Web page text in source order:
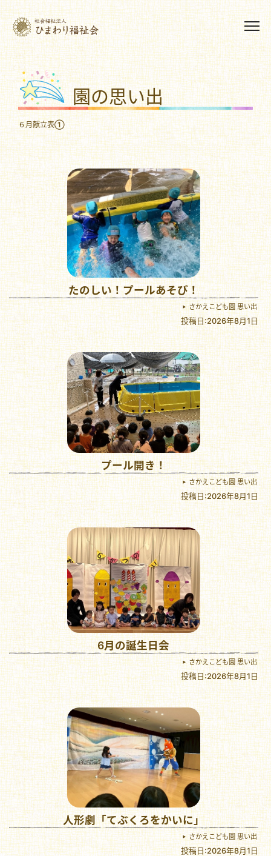
園の思い出
６月献立表①
たのしい！プールあそび！
さかえこども園 思い出
投稿日:2026年8月1日
プール開き！
さかえこども園 思い出
投稿日:2026年8月1日
6月の誕生日会
さかえこども園 思い出
投稿日:2026年8月1日
人形劇「てぶくろをかいに」
さかえこども園 思い出
投稿日:2026年8月1日